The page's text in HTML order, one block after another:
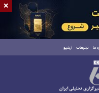
ما تبلیغات آرشیو
×